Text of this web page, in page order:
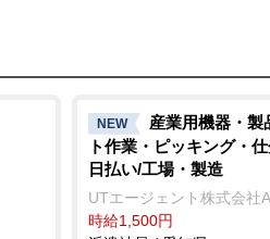
NEW
産業用機器・製
ト作業・ピッキング・
日払い/工場・製造
UTエージェント株式会社
時給1,500円